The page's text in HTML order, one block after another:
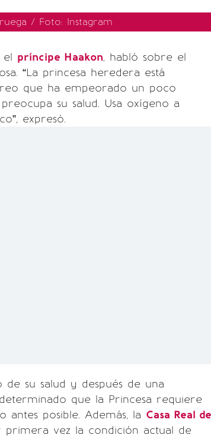
/ Foto: Instagram
el príncipe Haakon, habló sobre el
“La princesa heredera está
que ha empeorado un poco
su salud. Usa oxígeno a
expresó.
su salud y después de una
que la Princesa requiere
posible. Además, la Casa Real de
primera vez la condición actual de